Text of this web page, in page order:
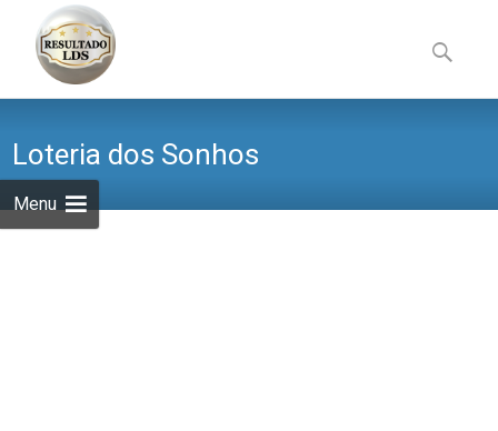
Menu
to
content
por:
Loteria dos Sonhos